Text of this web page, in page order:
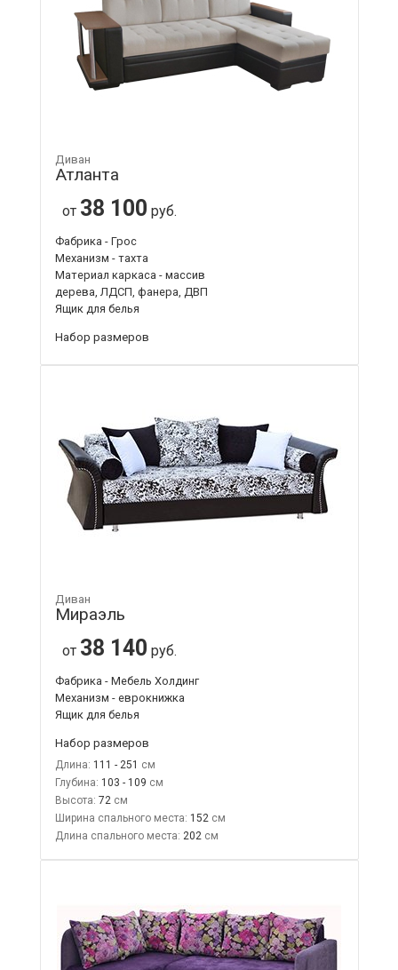
Диван
Атланта
от 38 100 руб.
Фабрика - Грос
Механизм - тахта
Материал каркаса - массив
дерева, ЛДСП, фанера, ДВП
Ящик для белья
Набор размеров
Диван
Мираэль
от 38 140 руб.
Фабрика - Мебель Холдинг
Механизм - еврокнижка
Ящик для белья
Набор размеров
Длина: 111 - 251
Глубина: 103 - 109
Высота: 72
Ширина спального места: 152
Длина спального места: 202